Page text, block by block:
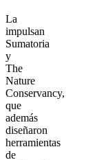
La
impulsan
Sumatoria
y
The
Nature
Conservancy,
que
además
diseñaron
herramientas
de